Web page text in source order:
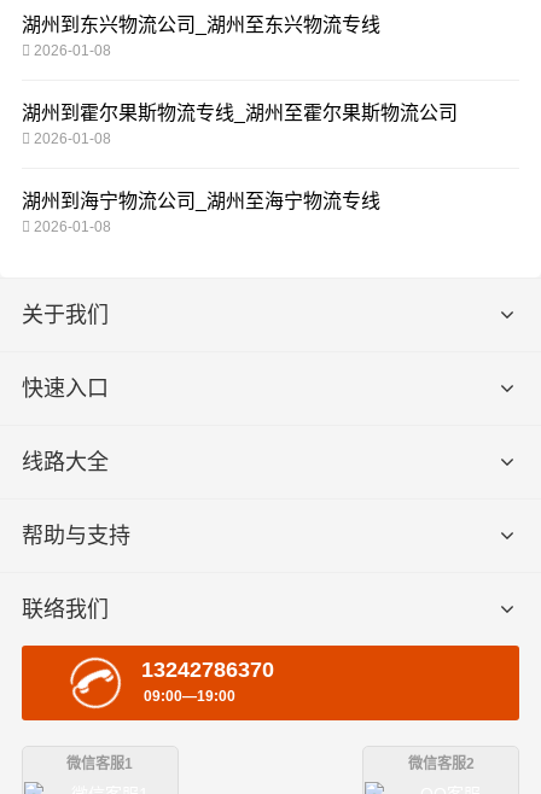
湖州到东兴物流公司_湖州至东兴物流专线
2026-01-08
湖州到霍尔果斯物流专线_湖州至霍尔果斯物流公司
2026-01-08
湖州到海宁物流公司_湖州至海宁物流专线
2026-01-08
关于我们
快速入口
线路大全
帮助与支持
联络我们
13242786370
09:00—19:00
微信客服1 微信客服2